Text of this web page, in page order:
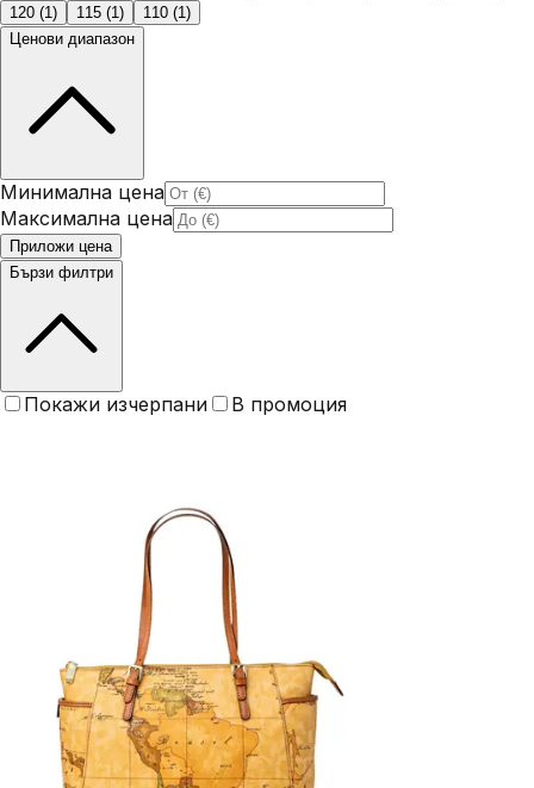
120 (1) 115 (1) 110 (1)
Ценови диапазон
Минимална цена
Максимална цена
Приложи цена
Бързи филтри
Покажи изчерпани В промоция